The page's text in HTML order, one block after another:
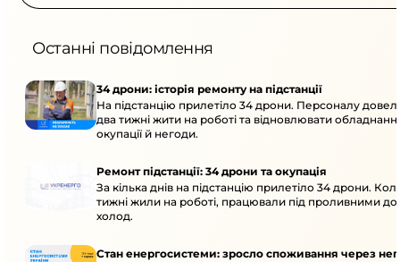
Останні повідомлення
34 дрони: історія ремонту на підстанції
На підстанцію прилетіло 34 дрони. Персоналу
два тижні жити на роботі та відновлювати
окупації й негоди.
Ремонт підстанції: 34 дрони та окупація
За кілька днів на підстанцію прилетіло 34 дрони.
тижні жили на роботі, працювали під проливними
холод.
Стан енергосистеми: зросло споживання через